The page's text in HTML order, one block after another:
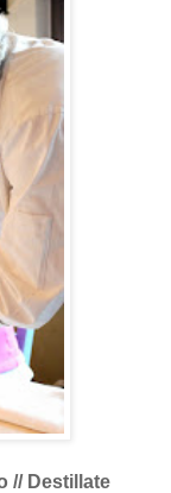
// Destillate